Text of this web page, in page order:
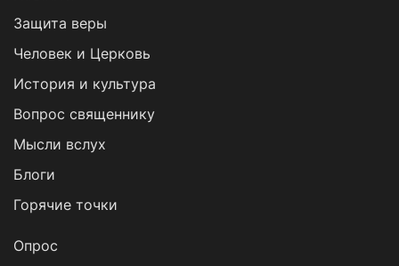
Защита веры
Человек и Церковь
История и культура
Вопрос священнику
Мысли вслух
Блоги
Горячие точки
Опрос